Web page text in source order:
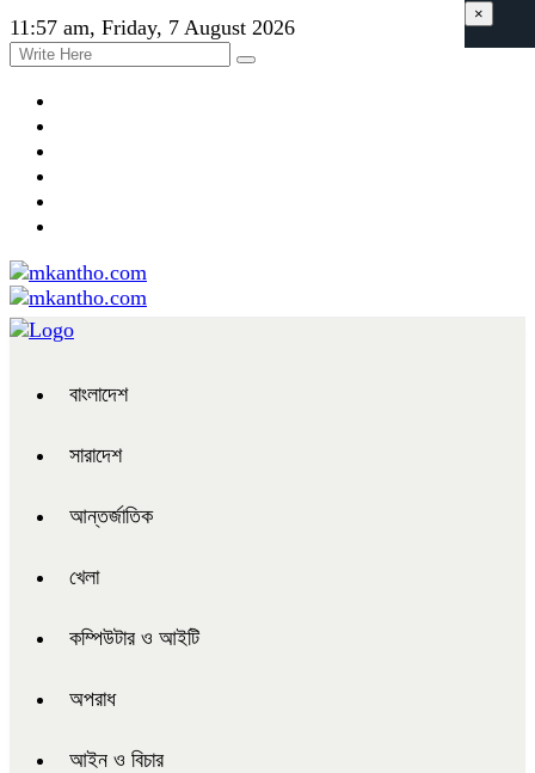
11:57 am, Friday, 7 August 2026
বাংলাদেশ
সারাদেশ
আন্তর্জাতিক
খেলা
কম্পিউটার ও আইটি
অপরাধ
আইন ও বিচার
×